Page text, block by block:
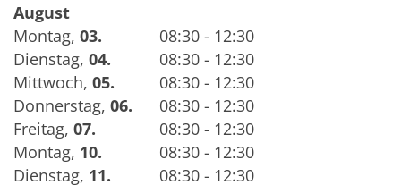
August
Montag, 03.
08:30 - 12:30
Dienstag, 04.
08:30 - 12:30
Mittwoch, 05.
08:30 - 12:30
Donnerstag, 06.
08:30 - 12:30
Freitag, 07.
08:30 - 12:30
Montag, 10.
08:30 - 12:30
Dienstag, 11.
08:30 - 12:30